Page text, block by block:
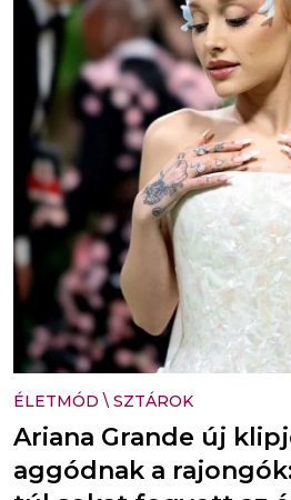
ÉLETMÓD \ SZTÁROK
Ariana Grande új
aggódnak a